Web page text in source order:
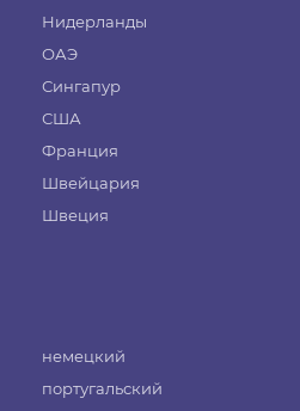
Нидерланды
ОАЭ
Сингапур
США
Франция
Швейцария
Швеция
немецкий
португальский